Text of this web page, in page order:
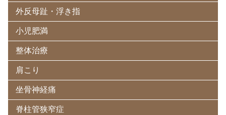
外反母趾・浮き指
小児肥満
整体治療
肩こり
坐骨神経痛
脊柱管狭窄症